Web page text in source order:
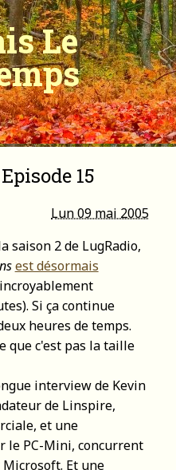
Le
15
Lun 09 mai 2005
saison 2 de LugRadio,
est désormais
Si ça continue
heures de temps.
que c'est pas la taille
interview de Kevin
de Linspire,
et une
le PC-Mini, concurrent
Et une